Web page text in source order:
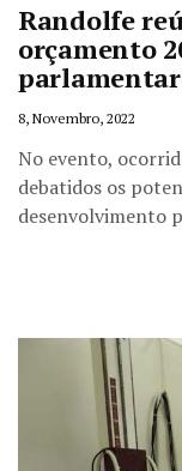
Randolfe
orçamento
8, Novembro, 2022
No evento,
debatidos os
desenvolvimento